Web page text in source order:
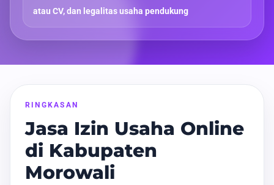
atau CV, dan legalitas usaha pendukung
RINGKASAN
Jasa Izin Usaha Online
di Kabupaten
Morowali